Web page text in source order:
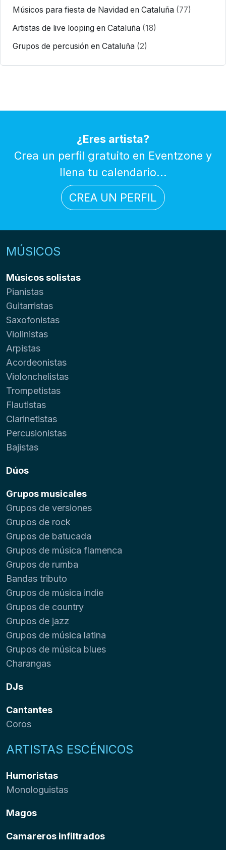
Músicos para fiesta de Navidad en Cataluña (77)
Artistas de live looping en Cataluña (18)
Grupos de percusión en Cataluña (2)
¿Eres artista?
Crea un perfil gratuito en Eventzone y
llena tu calendario...
CREA UN PERFIL
MÚSICOS
Músicos solistas
Pianistas
Guitarristas
Saxofonistas
Violinistas
Arpistas
Acordeonistas
Violonchelistas
Trompetistas
Flautistas
Clarinetistas
Percusionistas
Bajistas
Dúos
Grupos musicales
Grupos de versiones
Grupos de rock
Grupos de batucada
Grupos de música flamenca
Grupos de rumba
Bandas tributo
Grupos de música indie
Grupos de country
Grupos de jazz
Grupos de música latina
Grupos de música blues
Charangas
DJs
Cantantes
Coros
ARTISTAS ESCÉNICOS
Humoristas
Monologuistas
Magos
Camareros infiltrados